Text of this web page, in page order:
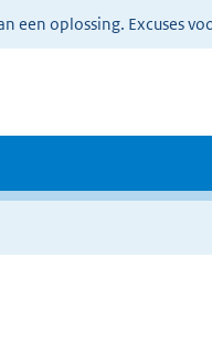
een oplossing. Excuses